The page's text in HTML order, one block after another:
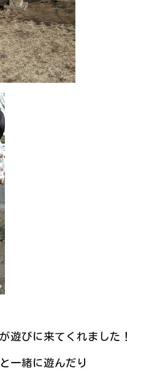
遊びに来てくれました！
一緒に遊んだり